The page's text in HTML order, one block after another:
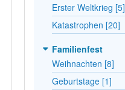
Erster Weltkrieg [5]
Katastrophen [20]
Familienfest
Weihnachten [8]
Geburtstage [1]